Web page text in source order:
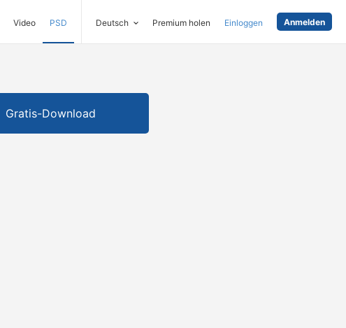
Video PSD Deutsch Premium holen Einloggen Anmelden
Gratis-Download